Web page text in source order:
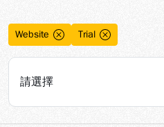
Website Trial
請選擇